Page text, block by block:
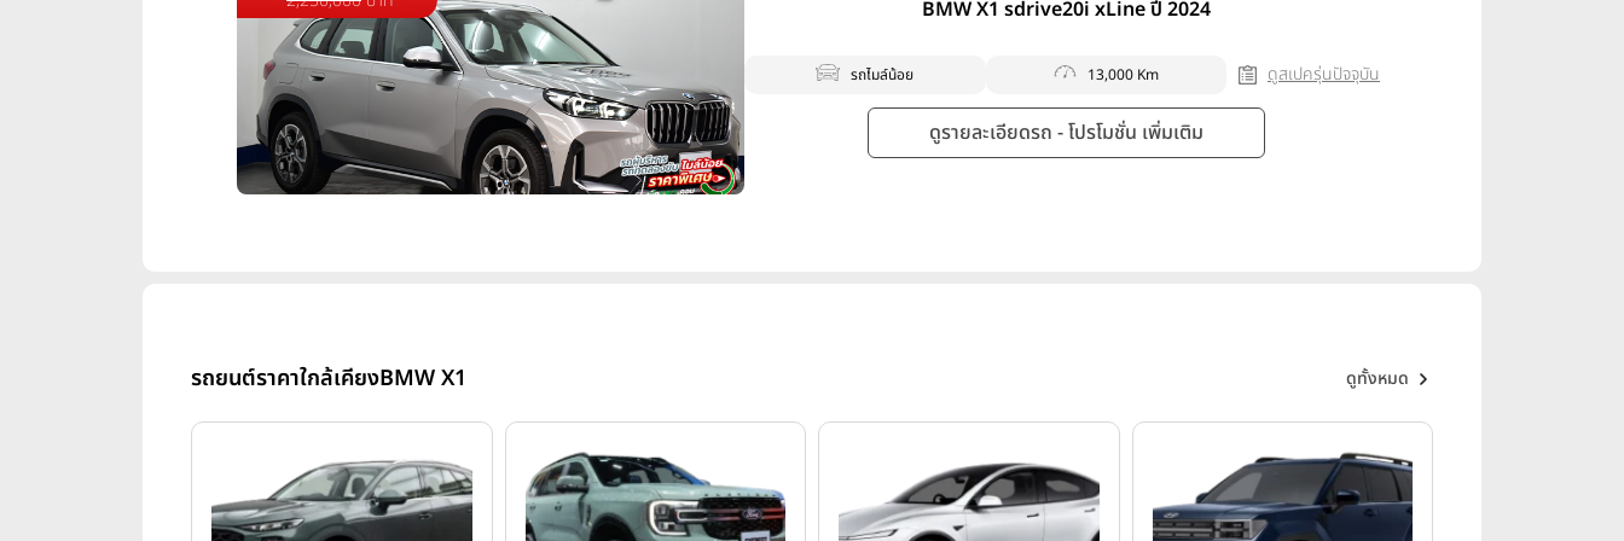
BMW X1 sdrive20i xLine ปี 2024
รถไมล์น้อย 13,000 Km ดูสเปครุ่นปัจจุบัน
ดูรายละเอียดรถ - โปรโมชั่น เพิ่มเติม
รถยนต์ราคาใกล้เคียงBMW X1 ดูทั้งหมด